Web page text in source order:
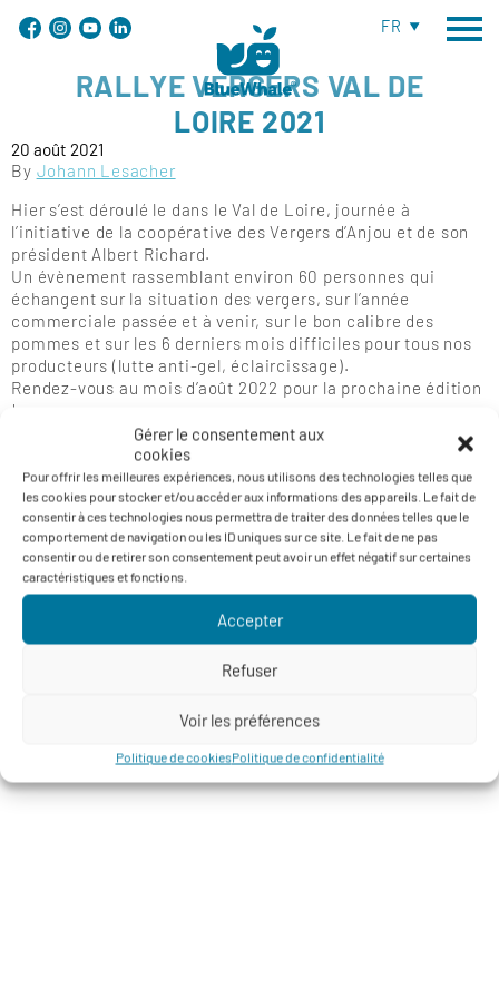
Gérer le consentement aux
cookies
Pour offrir les meilleures expériences, nous utilisons des technologies telles que
les cookies pour stocker et/ou accéder aux informations des appareils. Le fait de
consentir à ces technologies nous permettra de traiter des données telles que le
comportement de navigation ou les ID uniques sur ce site. Le fait de ne pas
consentir ou de retirer son consentement peut avoir un effet négatif sur certaines
caractéristiques et fonctions.
Accepter
Refuser
Voir les préférences
Politique de cookiesPolitique de confidentialité
FR
RALLYE VERGERS VAL DE
LOIRE 2021
20 août 2021
By Johann Lesacher
Hier s’est déroulé le dans le Val de Loire, journée à
l’initiative de la coopérative des Vergers d’Anjou et de son
président Albert Richard.
Un évènement rassemblant environ 60 personnes qui
échangent sur la situation des vergers, sur l’année
commerciale passée et à venir, sur le bon calibre des
pommes et sur les 6 derniers mois difficiles pour tous nos
producteurs (lutte anti-gel, éclaircissage).
Rendez-vous au mois d’août 2022 pour la prochaine édition
!
Rallye Vergers 2021